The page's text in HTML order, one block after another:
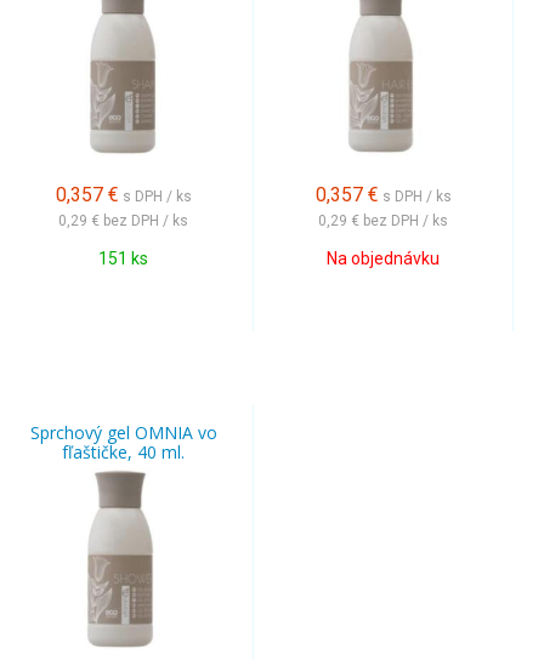
0,357 € s DPH / ks
0,29 € bez DPH / ks
151 ks
0,357 € s DPH / ks
0,29 € bez DPH / ks
Na objednávku
Sprchový gel OMNIA vo
fľaštičke, 40 ml.